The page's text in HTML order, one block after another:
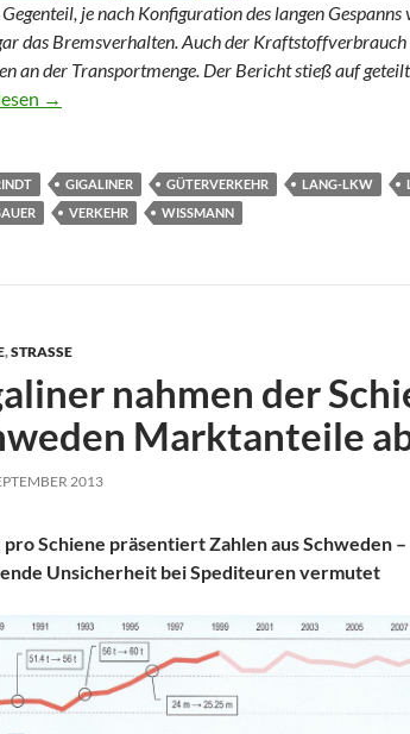
je nach Konfiguration des langen Gespanns
das Bremsverhalten. Auch der Kraftstoffverbrauch
an der Transportmenge. Der Bericht stieß auf
bremst besser, aber Blumen am Kreisel doch in
→
GIGALINER GÜTERVERKEHR LANG-LKW
VERKEHR WISSMANN
,STRASSE
nahmen der
Marktanteile
2013
Schiene präsentiert Zahlen aus Schweden –
Unsicherheit bei Spediteuren vermutet